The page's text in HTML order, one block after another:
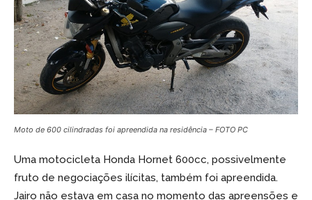
Moto de 600 cilindradas foi apreendida na residência – FOTO PC
Uma motocicleta Honda Hornet 600cc, possivelmente
fruto de negociações ilícitas, também foi apreendida.
Jairo não estava em casa no momento das apreensões e